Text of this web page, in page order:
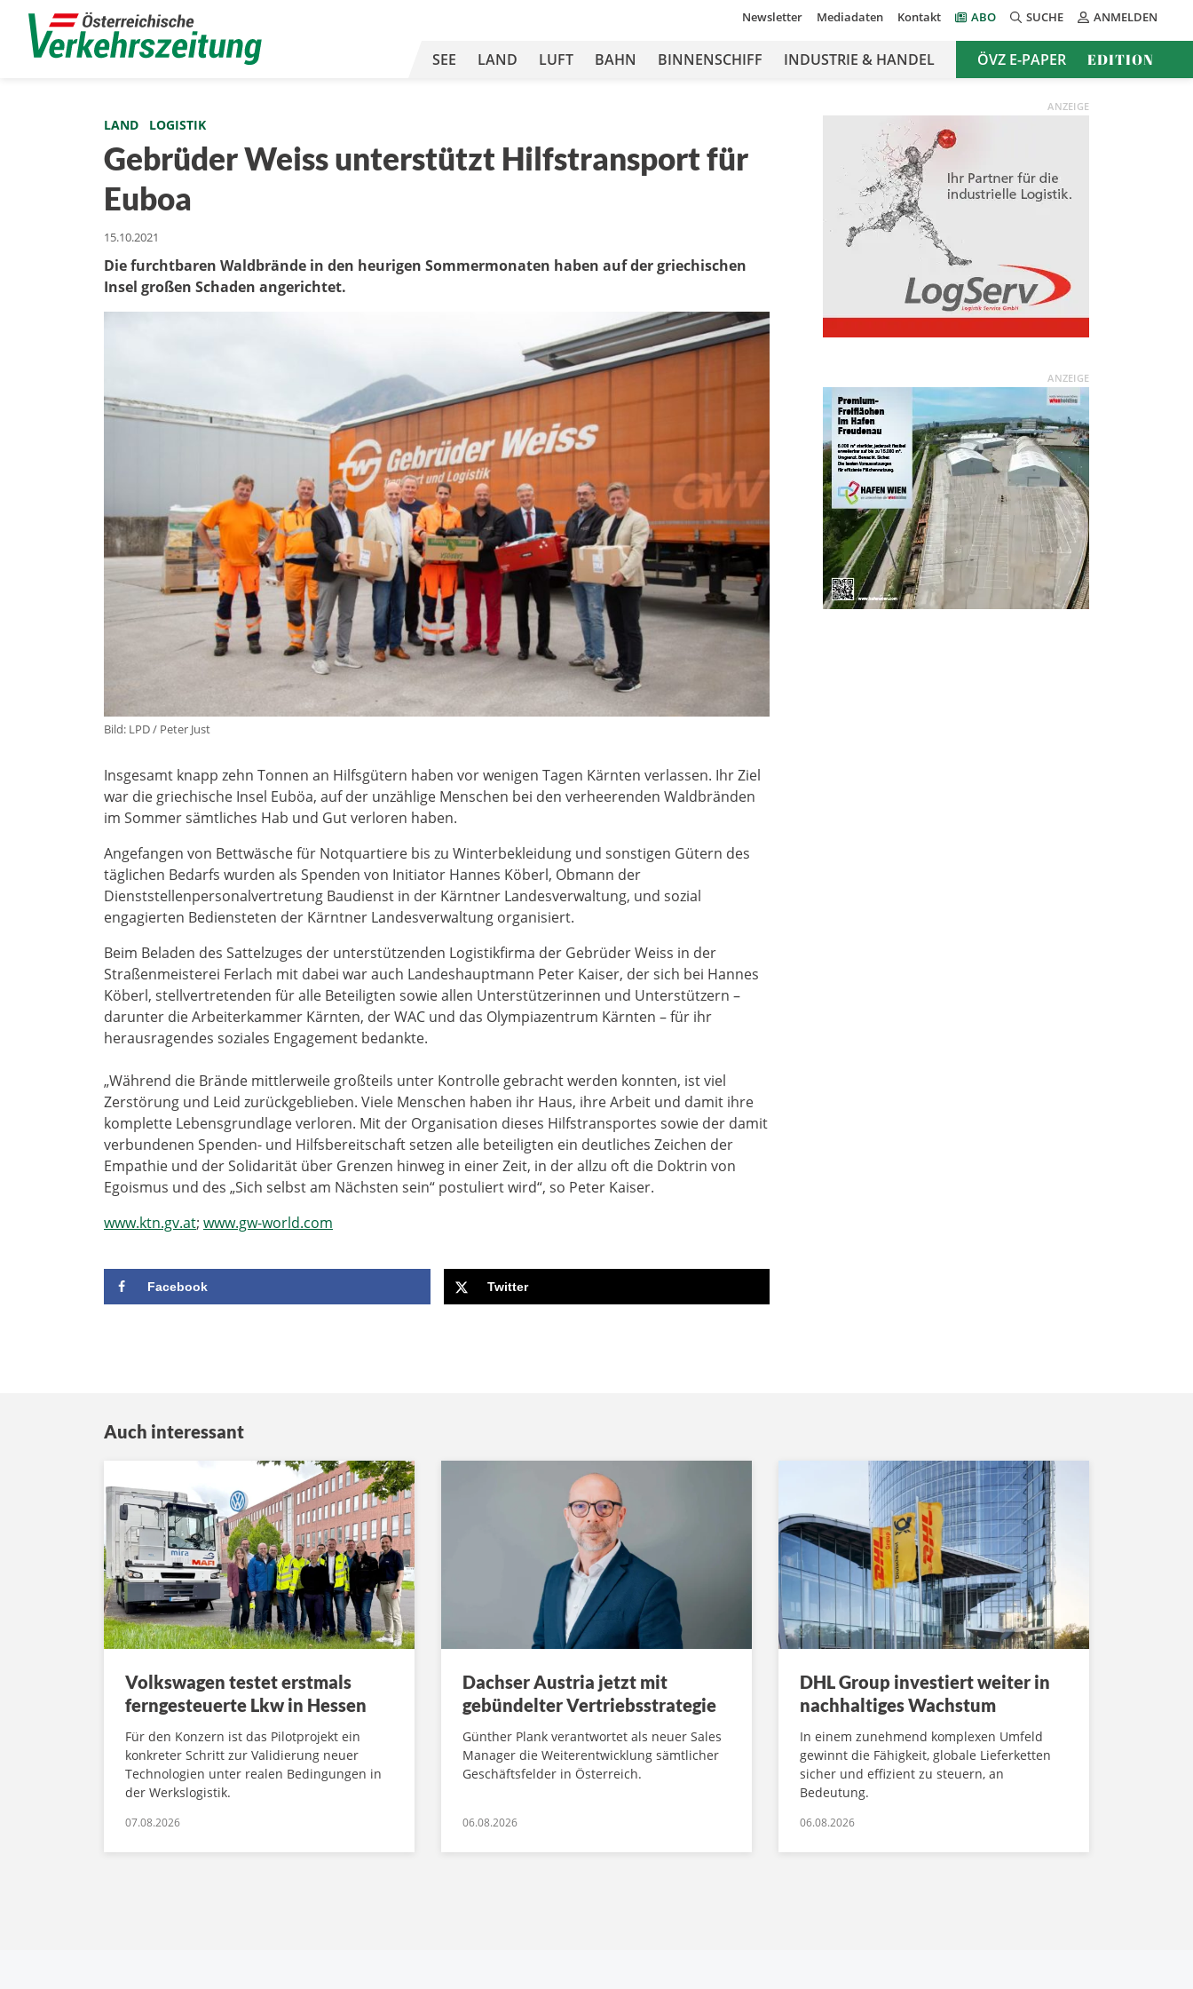
Newsletter Mediadaten Kontakt ABO SUCHE ANMELDEN
SEE LAND LUFT BAHN BINNENSCHIFF INDUSTRIE & HANDEL ÖVZ E-PAPER EDITION
LAND LOGISTIK
Gebrüder Weiss unterstützt Hilfstransport für
Euboa
15.10.2021
Die furchtbaren Waldbrände in den heurigen Sommermonaten haben auf der griechischen
Insel großen Schaden angerichtet.
Bild: LPD / Peter Just
Insgesamt knapp zehn Tonnen an Hilfsgütern haben vor wenigen Tagen Kärnten verlassen. Ihr Ziel
war die griechische Insel Euböa, auf der unzählige Menschen bei den verheerenden Waldbränden
im Sommer sämtliches Hab und Gut verloren haben.
Angefangen von Bettwäsche für Notquartiere bis zu Winterbekleidung und sonstigen Gütern des
täglichen Bedarfs wurden als Spenden von Initiator Hannes Köberl, Obmann der
Dienststellenpersonalvertretung Baudienst in der Kärntner Landesverwaltung, und sozial
engagierten Bediensteten der Kärntner Landesverwaltung organisiert.
Beim Beladen des Sattelzuges der unterstützenden Logistikfirma der Gebrüder Weiss in der
Straßenmeisterei Ferlach mit dabei war auch Landeshauptmann Peter Kaiser, der sich bei Hannes
Köberl, stellvertretenden für alle Beteiligten sowie allen Unterstützerinnen und Unterstützern –
darunter die Arbeiterkammer Kärnten, der WAC und das Olympiazentrum Kärnten – für ihr
herausragendes soziales Engagement bedankte.
„Während die Brände mittlerweile großteils unter Kontrolle gebracht werden konnten, ist viel
Zerstörung und Leid zurückgeblieben. Viele Menschen haben ihr Haus, ihre Arbeit und damit ihre
komplette Lebensgrundlage verloren. Mit der Organisation dieses Hilfstransportes sowie der damit
verbundenen Spenden- und Hilfsbereitschaft setzen alle beteiligten ein deutliches Zeichen der
Empathie und der Solidarität über Grenzen hinweg in einer Zeit, in der allzu oft die Doktrin von
Egoismus und des „Sich selbst am Nächsten sein“ postuliert wird“, so Peter Kaiser.
www.ktn.gv.at; www.gw-world.com
Facebook Twitter
ANZEIGE
ANZEIGE
Auch interessant
Volkswagen testet erstmals
ferngesteuerte Lkw in Hessen
Für den Konzern ist das Pilotprojekt ein
konkreter Schritt zur Validierung neuer
Technologien unter realen Bedingungen in
der Werkslogistik.
07.08.2026
Dachser Austria jetzt mit
gebündelter Vertriebsstrategie
Günther Plank verantwortet als neuer Sales
Manager die Weiterentwicklung sämtlicher
Geschäftsfelder in Österreich.
06.08.2026
DHL Group investiert weiter in
nachhaltiges Wachstum
In einem zunehmend komplexen Umfeld
gewinnt die Fähigkeit, globale Lieferketten
sicher und effizient zu steuern, an
Bedeutung.
06.08.2026